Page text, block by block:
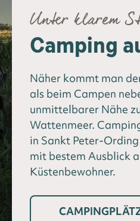
Unter klarem
Camping
Näher kommt man
als beim Campen
unmittelbarer Nähe
Wattenmeer.
in Sankt Peter-
mit bestem Ausblick
Küstenbewohner.